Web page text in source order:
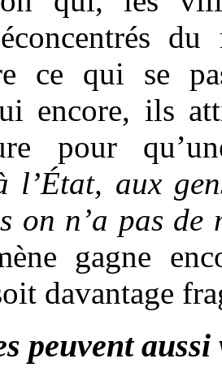
ce qui se
encore, ils
pour
l’État, aux
on n’a pas de
gagne
davantage
peuvent